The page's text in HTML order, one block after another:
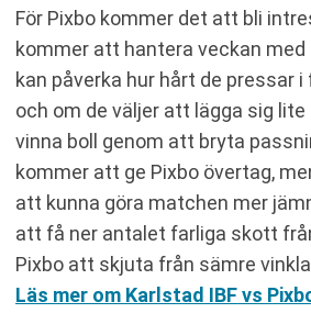
För Pixbo kommer det att bli
kommer att hantera veckan
kan påverka hur hårt de pressar
och om de väljer att lägga sig
vinna boll genom att bryta
kommer att ge Pixbo övertag,
att kunna göra matchen mer
att få ner antalet farliga skott
Pixbo att skjuta från sämre
Läs mer om Karlstad IBF vs